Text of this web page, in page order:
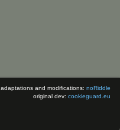
adaptations and modifications: noRiddle
original dev: cookieguard.eu